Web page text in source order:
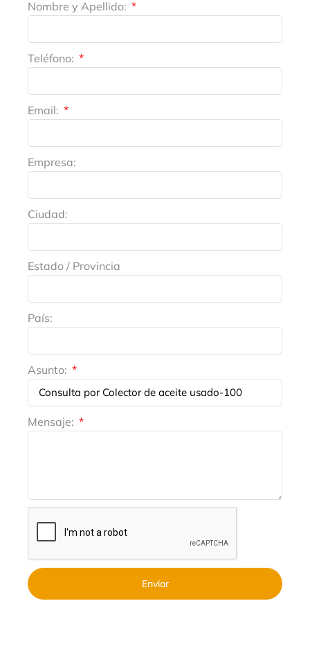
Nombre y Apellido:
Teléfono:
Email:
Empresa:
Ciudad:
Estado / Provincia
País:
Asunto:
Mensaje:
Enviar